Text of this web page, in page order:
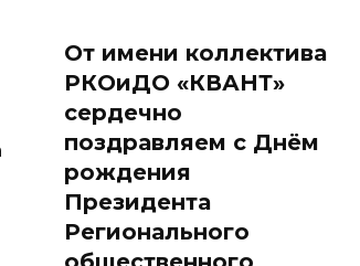
От имени коллектива
РКОиДО «КВАНТ»
сердечно
поздравляем с Днём
рождения
Президента
Регионального